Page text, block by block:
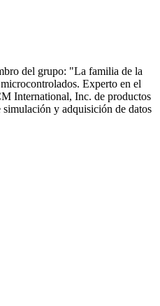
del grupo: "La familia de la
Experto en el
International, Inc. de productos
y adquisición de datos